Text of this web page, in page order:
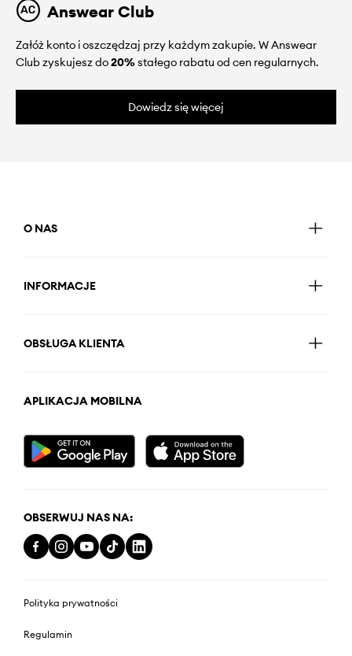
Answear Club
Załóż konto i oszczędzaj przy każdym zakupie. W Answear
Club zyskujesz do20%stałego rabatu od cen regularnych.
Dowiedz się więcej
O NAS
INFORMACJE
OBSŁUGA KLIENTA
APLIKACJA MOBILNA
OBSERWUJ NAS NA:
Polityka prywatności
Regulamin